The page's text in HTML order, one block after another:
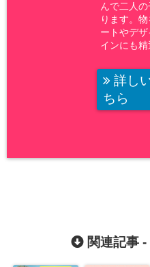
んで二人
ります。
ートやデ
インにも精
詳し
ちら
関連記事 -